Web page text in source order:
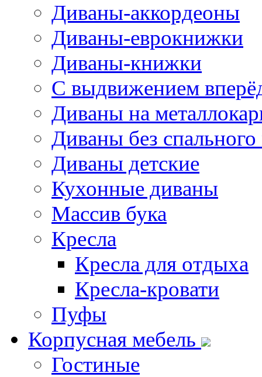
Диваны-аккордеоны
Диваны-еврокнижки
Диваны-книжки
С выдвижением
Диваны на
Диваны без спального
Диваны детские
Кухонные диваны
Массив бука
Кресла
Кресла для отдыха
Кресла-кровати
Пуфы
Корпусная мебель
Гостиные